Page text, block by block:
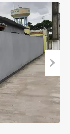
Next